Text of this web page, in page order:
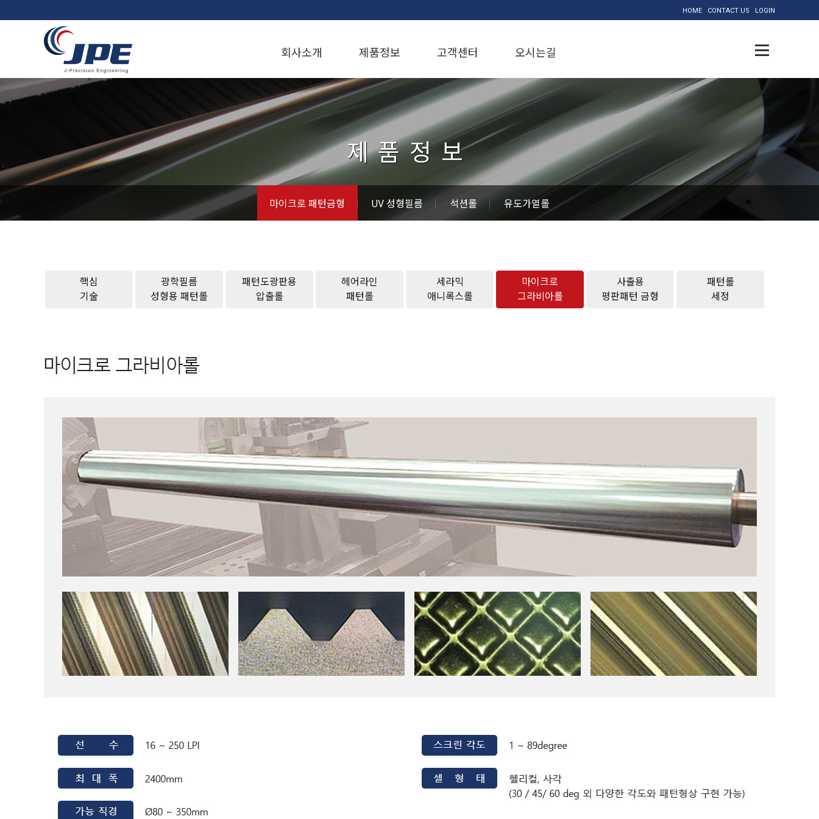
HOME CONTACT US LOGIN
회사소개 제품정보 고객센터 오시는길
제품정보
마이크로 패턴금형 UV 성형필름 석션롤 유도가열롤
핵심
기술
광학필름
성형용 패턴롤
패턴도광판용
압출롤
헤어라인
패턴롤
세라믹
애니록스롤
마이크로
그라비아롤
사출용
평판패턴 금형
패턴롤
세정